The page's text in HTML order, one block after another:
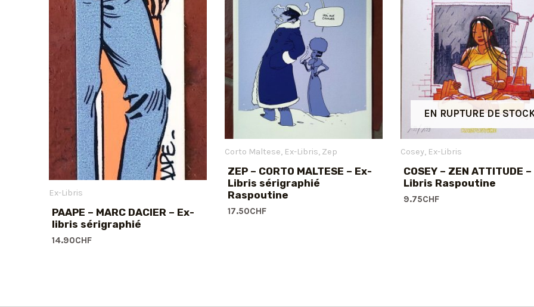
Ex-Libris
PAAPE – MARC DACIER – Ex-
libris sérigraphié
14.90CHF
Corto Maltese Ex-Libris Zep
ZEP – CORTO MALTESE – Ex-
Libris sérigraphié
Raspoutine
17.50CHF
EN RUPTURE DE
Cosey Ex-Libris
COSEY – ZEN ATTITUDE
Libris Raspoutine
9.75CHF